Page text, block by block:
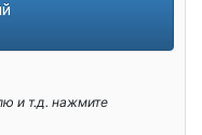
и т.д. нажмите